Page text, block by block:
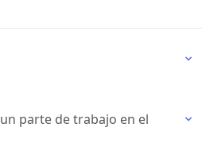
parte de trabajo en el